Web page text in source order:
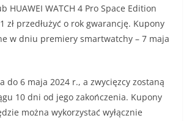
HUAWEI WATCH 4 Pro Space Edition
zł przedłużyć o rok gwarancję. Kupony
w dniu premiery smartwatchy – 7 maja
do 6 maja 2024 r., a zwycięzcy zostaną
10 dni od jego zakończenia. Kupony
można wykorzystać wyłącznie